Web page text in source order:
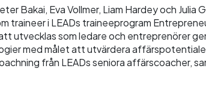
Bakai, Eva Vollmer, Liam Hardey och Julia
traineer i LEADs traineeprogram
utvecklas som ledare och entreprenörer
med målet att utvärdera
från LEADs seniora affärscoacher,